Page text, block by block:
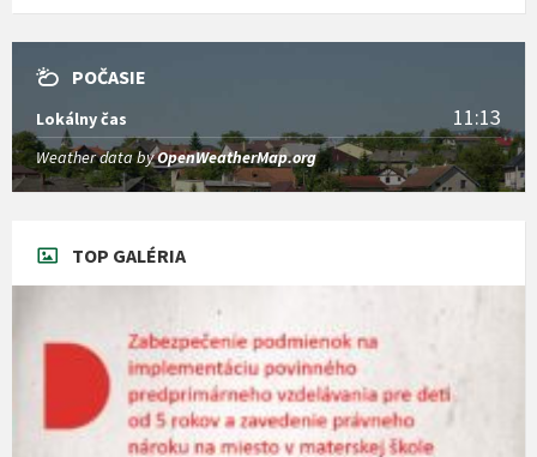
POČASIE
Lokálny čas 11:13
Weather data byOpenWeatherMap.org
TOP GALÉRIA